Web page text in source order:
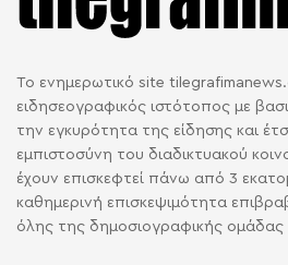
Το ενημερωτικό site
ειδησεογραφικός ιστότοπος με
την εγκυρότητα της είδησης και
εμπιστοσύνη του διαδικτυακού
έχουν επισκεφτεί πάνω από 3
καθημερινή επισκεψιμότητα
όλης της δημοσιογραφικής ομάδας